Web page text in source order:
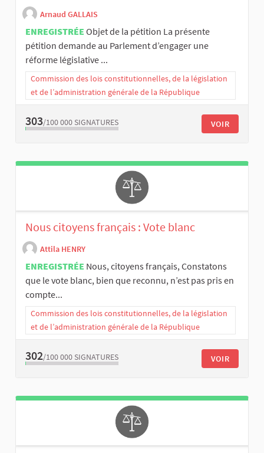
Arnaud GALLAIS
ENREGISTRÉE Objet de la pétition La présente
pétition demande au Parlement d’engager une
réforme législative ...
Commission des lois constitutionnelles, de la législation
et de l’administration générale de la République
303/100 000 SIGNATURES VOIR
Nous citoyens français : Vote blanc
Attila HENRY
ENREGISTRÉE Nous, citoyens français, Constatons
que le vote blanc, bien que reconnu, n’est pas pris en
compte...
Commission des lois constitutionnelles, de la législation
et de l’administration générale de la République
302/100 000 SIGNATURES VOIR